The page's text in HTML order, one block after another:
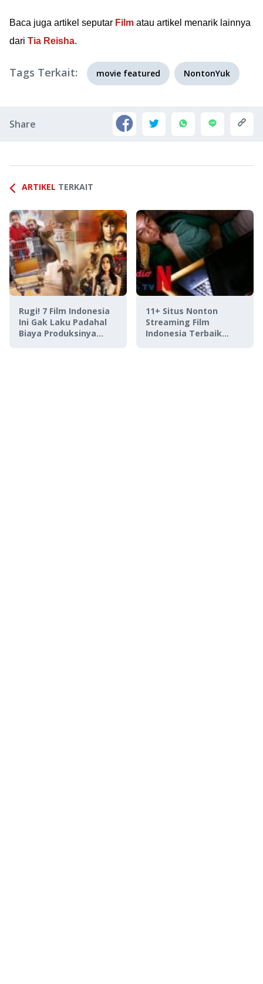
Baca juga artikel seputar Film atau artikel menarik lainnya
dari Tia Reisha.
Tags Terkait: movie featured NontonYuk
Share
ARTIKEL TERKAIT
Rugi! 7 Film Indonesia
Ini Gak Laku Padahal
Biaya Produksinya
11+ Situs Nonton
Streaming Film
Indonesia Terbaik